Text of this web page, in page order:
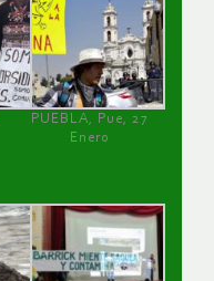
PUEBLA, Pue, 27
Enero